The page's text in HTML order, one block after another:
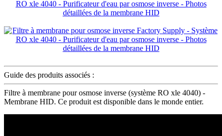
Guide des produits associés :
Filtre à membrane pour osmose inverse (système RO xle 4040) -
Membrane HID. Ce produit est disponible dans le monde entier.